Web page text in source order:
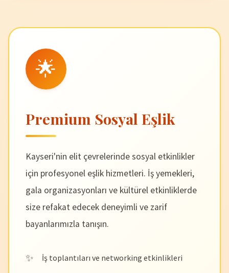
🌟
Premium Sosyal Eşlik
Kayseri'nin elit çevrelerinde sosyal etkinlikler
için profesyonel eşlik hizmetleri. İş yemekleri,
gala organizasyonları ve kültürel etkinliklerde
size refakat edecek deneyimli ve zarif
bayanlarımızla tanışın.
İş toplantıları ve networking etkinlikleri